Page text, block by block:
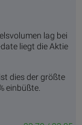
lag bei
liegt die Aktie
dies der größte
einbüßte.